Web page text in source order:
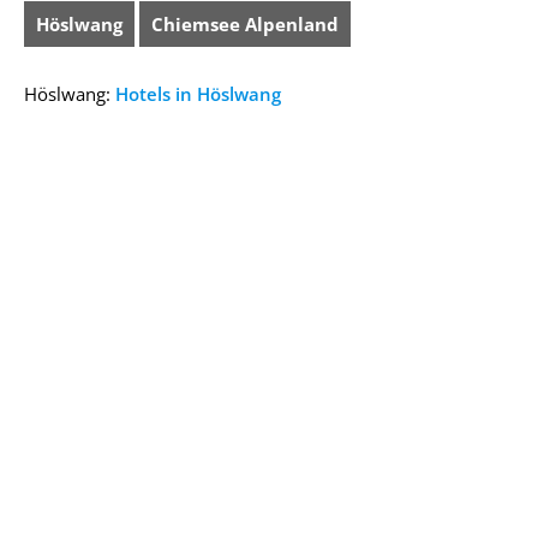
Höslwang Chiemsee Alpenland
Höslwang: Hotels in Höslwang